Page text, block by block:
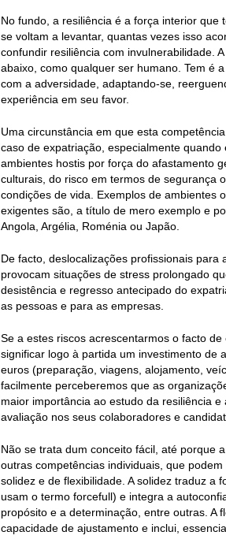
No fundo, a resiliência é a força interior que
se voltam a levantar, quantas vezes isso
confundir resiliência com invulnerabilidade.
abaixo, como qualquer ser humano. Tem é
com a adversidade, adaptando-se,
experiência em seu favor.
Uma circunstância em que esta
caso de expatriação, especialmente
ambientes hostis por força do afastamento
culturais, do risco em termos de segurança
condições de vida. Exemplos de ambientes
exigentes são, a título de mero exemplo e
Angola, Argélia, Roménia ou Japão.
De facto, deslocalizações profissionais para
provocam situações de stress prolongado
desistência e regresso antecipado do
as pessoas e para as empresas.
Se a estes riscos acrescentarmos o facto
significar logo à partida um investimento de
euros (preparação, viagens, alojamento,
facilmente perceberemos que as
maior importância ao estudo da resiliência
avaliação nos seus colaboradores e
Não se trata dum conceito fácil, até porque
outras competências individuais, que
solidez e de flexibilidade. A solidez traduz a
usam o termo forcefull) e integra a
propósito e a determinação, entre outras. A
capacidade de ajustamento e inclui,